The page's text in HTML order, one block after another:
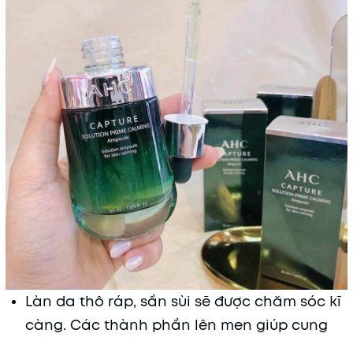
Làn da thô ráp, sần sùi sẽ được chăm sóc kĩ
càng. Các thành phần lên men giúp cung